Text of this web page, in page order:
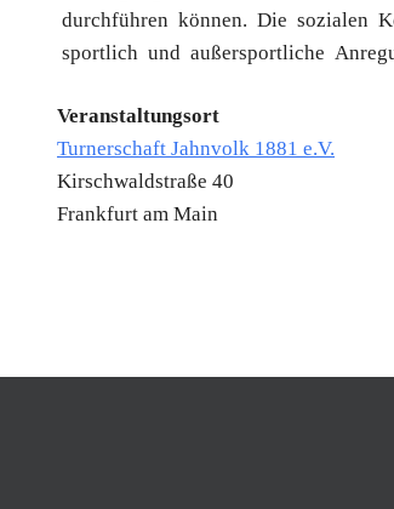
durchführen können. Die sozialen
sportlich und außersportliche
Veranstaltungsort
Turnerschaft Jahnvolk 1881 e.V.
Kirschwaldstraße 40
Frankfurt am Main